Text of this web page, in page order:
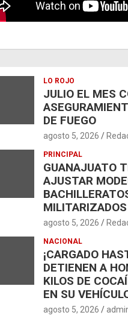
LO ROJO
JULIO EL MES
DE FUEGO
agosto 5, 2026
PRINCIPAL
GUANAJUATO
AJUSTAR
MILITARIZADOS
agosto 5, 2026
NACIONAL
¡CARGADO
DETIENEN A
KILOS DE
EN SU
agosto 5, 2026